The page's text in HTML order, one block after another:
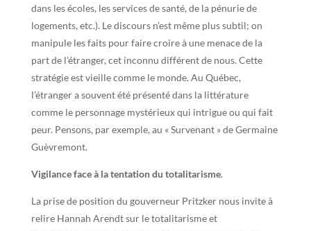
dans les écoles, les services de santé, de la pénurie de
logements, etc.). Le discours n’est même plus subtil; on
manipule les faits pour faire croire à une menace de la
part de l’étranger, cet inconnu différent de nous. Cette
stratégie est vieille comme le monde. Au Québec,
l’étranger a souvent été présenté dans la littérature
comme le personnage mystérieux qui intrigue ou qui fait
peur. Pensons, par exemple, au « Survenant » de Germaine
Guèvremont.
Vigilance face à la tentation du totalitarisme.
La prise de position du gouverneur Pritzker nous invite à
relire Hannah Arendt sur le totalitarisme et